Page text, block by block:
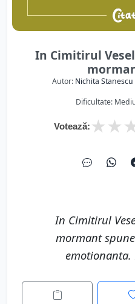
In Cimitirul
Autor: Nichita Stanescu
Dificultate:
Votează: ★
★
In Cimitirul
mormant
emotionanta.